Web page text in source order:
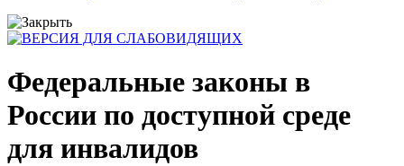
Федеральные законы в
России по доступной среде
для инвалидов